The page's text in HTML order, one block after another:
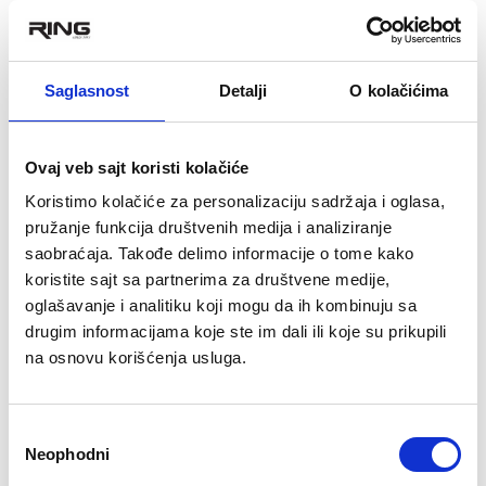
Saglasnost Detalji O kolačićima
Ovaj veb sajt koristi kolačiće
Koristimo kolačiće za personalizaciju sadržaja i oglasa,
pružanje funkcija društvenih medija i analiziranje
saobraćaja. Takođe delimo informacije o tome kako
koristite sajt sa partnerima za društvene medije,
oglašavanje i analitiku koji mogu da ih kombinuju sa
drugim informacijama koje ste im dali ili koje su prikupili
na osnovu korišćenja usluga.
сагласности
Neophodni
Šator za 3 osobe pogodan za kampovanje i planinarenje
- Klasa: Comfort
- Otporan na vetar i kišu
uticaja
- Lako i brzo postavljanje
- Materijal: Poliester 185T sa vodootpornim premazom i 3000m
hidrostatičkim stubom
- Premaz otporan na vatru
- Ventilacija
- PVC prozori
- Površina: 5.7 m2